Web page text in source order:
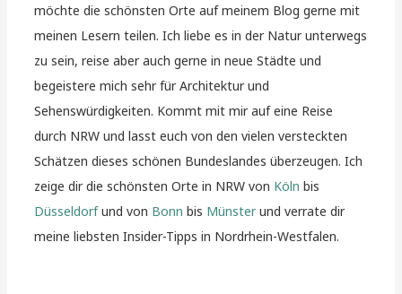
möchte die schönsten Orte auf meinem Blog gerne mit
meinen Lesern teilen. Ich liebe es in der Natur unterwegs
zu sein, reise aber auch gerne in neue Städte und
begeistere mich sehr für Architektur und
Sehenswürdigkeiten. Kommt mit mir auf eine Reise
durch NRW und lasst euch von den vielen versteckten
Schätzen dieses schönen Bundeslandes überzeugen. Ich
zeige dir die schönsten Orte in NRW von Köln bis
Düsseldorfund von Bonn bis Münsterund verrate dir
meine liebsten Insider-Tipps in Nordrhein-Westfalen.